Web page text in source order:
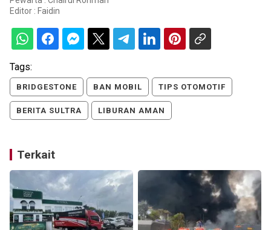
Editor : Faidin
Tags:
BRIDGESTONE BAN MOBIL TIPS OTOMOTIF
BERITA SULTRA LIBURAN AMAN
Terkait